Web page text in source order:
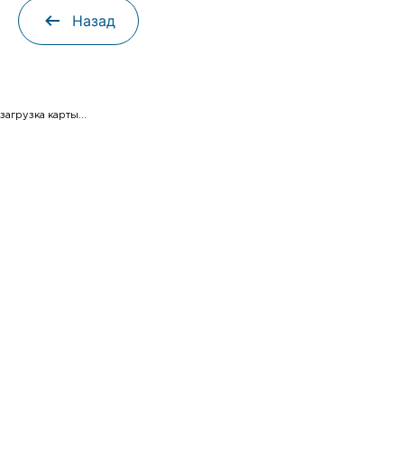
Назад
загрузка карты...